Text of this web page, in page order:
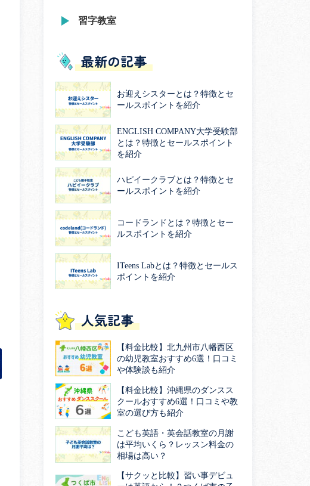
習字教室
最新の記事
お迎えシスターとは？特徴とセ
ールスポイントを紹介
ENGLISH COMPANY大学受験部
とは？特徴とセールスポイント
を紹介
ハピイークラブとは？特徴とセ
ールスポイントを紹介
コードランドとは？特徴とセー
ルスポイントを紹介
ITeens Labとは？特徴とセールス
ポイントを紹介
人気記事
【料金比較】北九州市八幡西区
の幼児教室おすすめ6選！口コミ
や体験談も紹介
【料金比較】沖縄県のダンスス
クールおすすめ6選！口コミや教
室の選び方も紹介
こども英語・英会話教室の月謝
は平均いくら？レッスン料金の
相場は高い？
【サクッと比較】習い事デビュ